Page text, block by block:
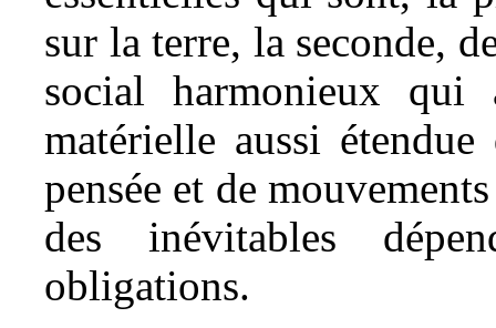
sur la terre, la seconde,
social harmonieux qui
matérielle aussi
pensée et de
des inévitables
obligations.